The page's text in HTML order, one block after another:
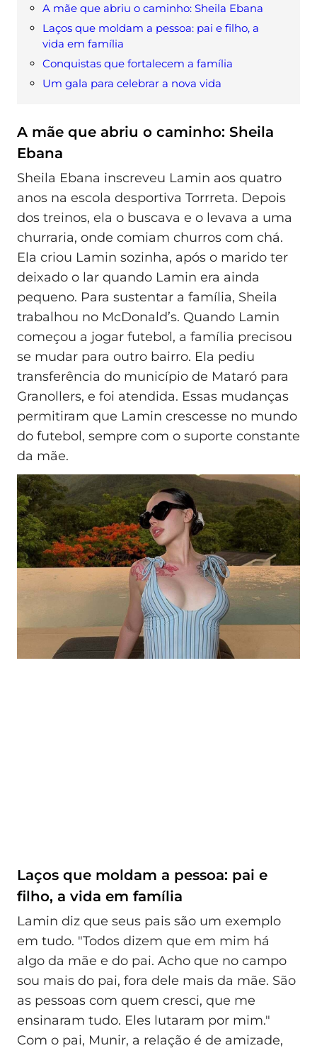
A mãe que abriu o caminho: Sheila Ebana
Laços que moldam a pessoa: pai e filho, a
vida em família
Conquistas que fortalecem a família
Um gala para celebrar a nova vida
A mãe que abriu o caminho: Sheila
Ebana
Sheila Ebana inscreveu Lamin aos quatro
anos na escola desportiva Torrreta. Depois
dos treinos, ela o buscava e o levava a uma
churraria, onde comiam churros com chá.
Ela criou Lamin sozinha, após o marido ter
deixado o lar quando Lamin era ainda
pequeno. Para sustentar a família, Sheila
trabalhou no McDonald’s. Quando Lamin
começou a jogar futebol, a família precisou
se mudar para outro bairro. Ela pediu
transferência do município de Mataró para
Granollers, e foi atendida. Essas mudanças
permitiram que Lamin crescesse no mundo
do futebol, sempre com o suporte constante
da mãe.
Laços que moldam a pessoa: pai e
filho, a vida em família
Lamin diz que seus pais são um exemplo
em tudo. "Todos dizem que em mim há
algo da mãe e do pai. Acho que no campo
sou mais do pai, fora dele mais da mãe. São
as pessoas com quem cresci, que me
ensinaram tudo. Eles lutaram por mim."
Com o pai, Munir, a relação é de amizade,